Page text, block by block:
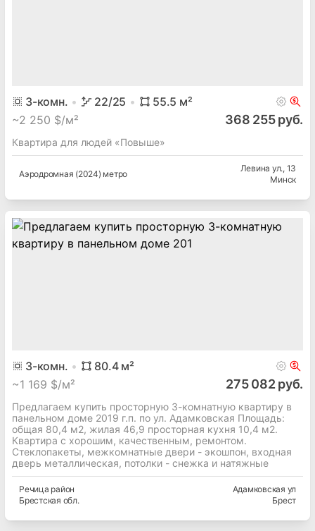
3-комн. 22/25 55.5 м²
~2 250 $/м² 368 255 руб.
Квартира для людей «Повыше»
Аэродромная (2024) метро
Левина ул., 13
Минск
3-комн. 80.4м²
~1 169 $/м² 275 082 руб.
Предлагаем купить просторную 3-комнатную квартиру в
панельном доме 2019 г.п. по ул. Адамковская Площадь:
общая 80,4 м2, жилая 46,9 просторная кухня 10,4 м2.
Квартира с хорошим, качественным, ремонтом.
Стеклопакеты, межкомнатные двери - экошпон, входная
дверь металлическая, потолки - снежка и натяжные
Речица район
Брестская обл.
Адамковская ул
Брест